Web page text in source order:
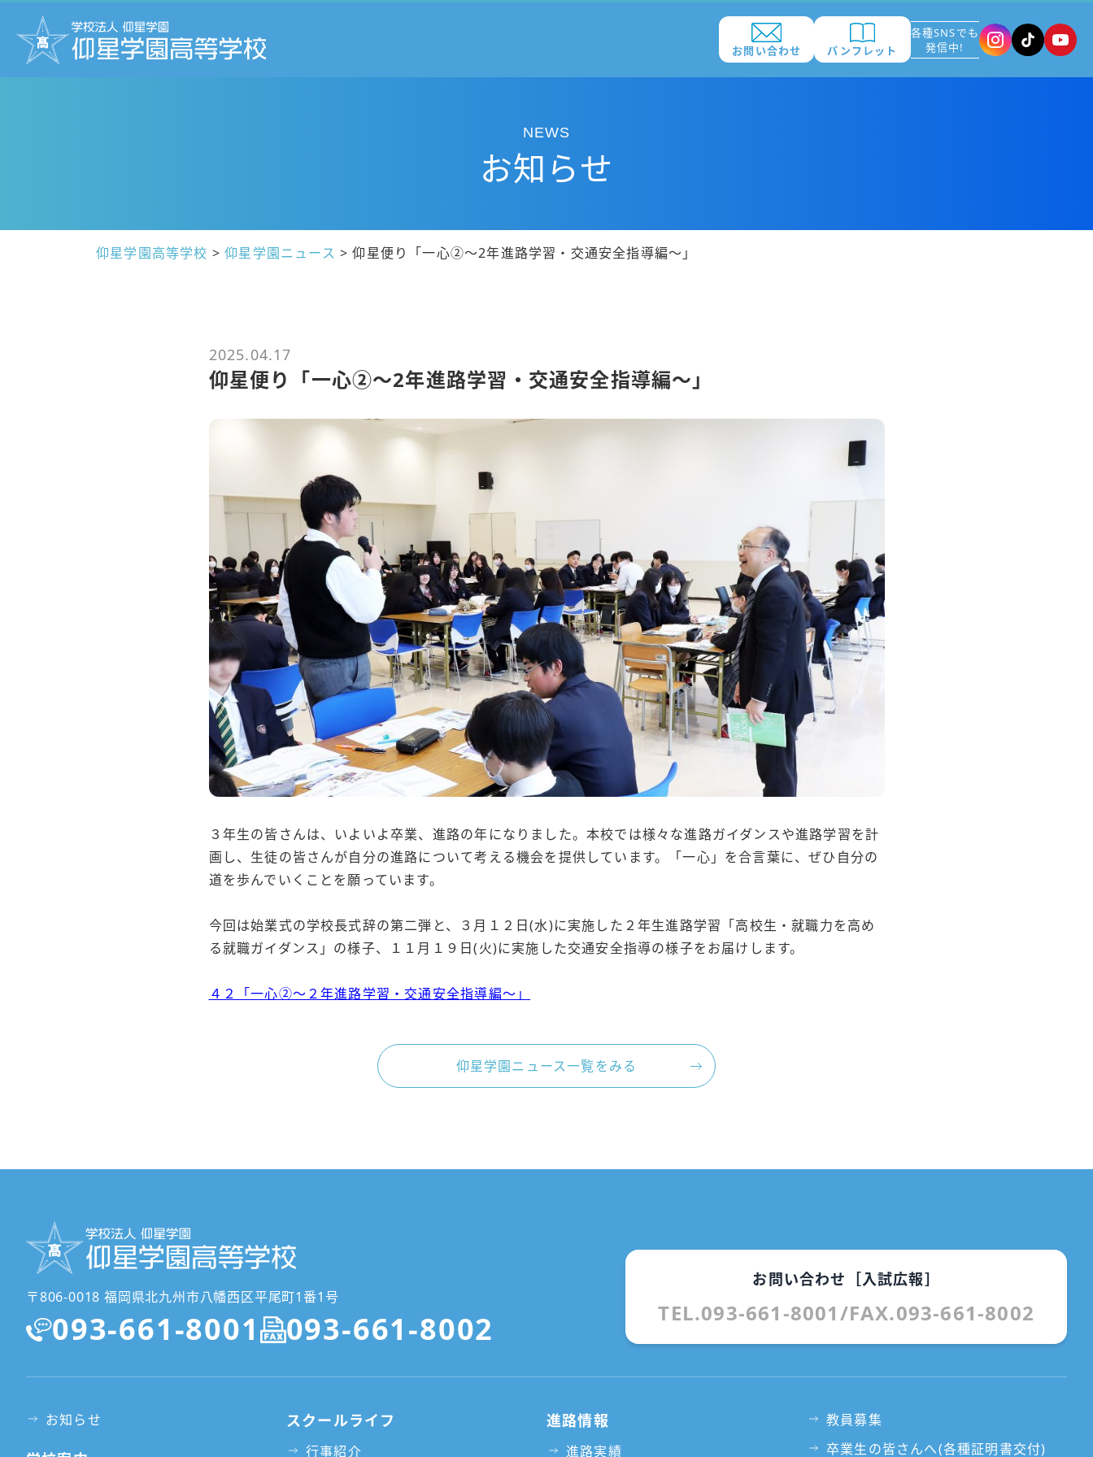
お問い合わせ パンフレット
各種SNSでも
発信中!
NEWS
お知らせ
仰星学園高等学校 >仰星学園ニュース >仰星便り「一心②～2年進路学習・交通安全指導編～」
2025.04.17
仰星便り「一心②～2年進路学習・交通安全指導編～」
３年生の皆さんは、いよいよ卒業、進路の年になりました。本校では様々な進路ガイダンスや進路学習を計
画し、生徒の皆さんが自分の進路について考える機会を提供しています。「一心」を合言葉に、ぜひ自分の
道を歩んでいくことを願っています。
今回は始業式の学校長式辞の第二弾と、３月１２日(水)に実施した２年生進路学習「高校生・就職力を高め
る就職ガイダンス」の様子、１１月１９日(火)に実施した交通安全指導の様子をお届けします。
４２「一心②～２年進路学習・交通安全指導編～」
仰星学園ニュース一覧をみる
〒806-0018 福岡県北九州市八幡西区平尾町1番1号
093-661-8001 093-661-8002
お問い合わせ［入試広報］
TEL.093-661-8001/FAX.093-661-8002
お知らせ スクールライフ
行事紹介
進路情報
進路実績
教員募集
卒業生の皆さんへ(各種証明書交付)